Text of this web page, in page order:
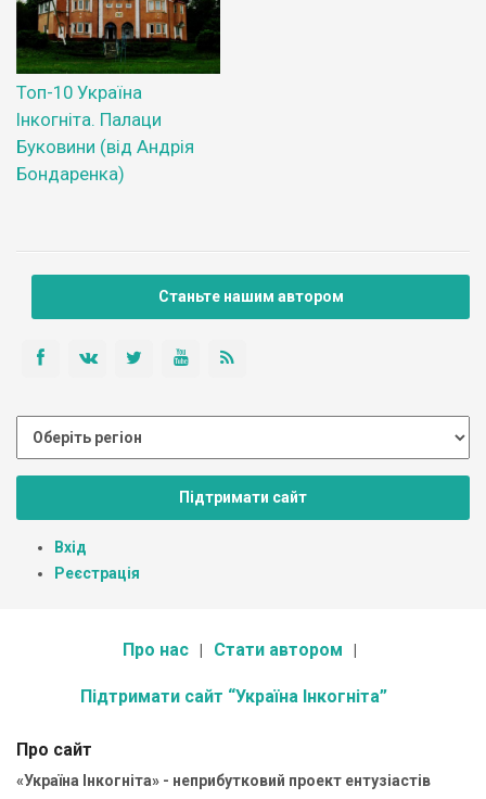
Топ-10 Україна
Інкогніта. Палаци
Буковини (від Андрія
Бондаренка)
Станьте нашим автором
Підтримати сайт
Вхід
Реєстрація
Про нас Стати автором
Підтримати сайт “Україна Інкогніта”
Про сайт
«Україна Інкогніта» - неприбутковий проект ентузіастів